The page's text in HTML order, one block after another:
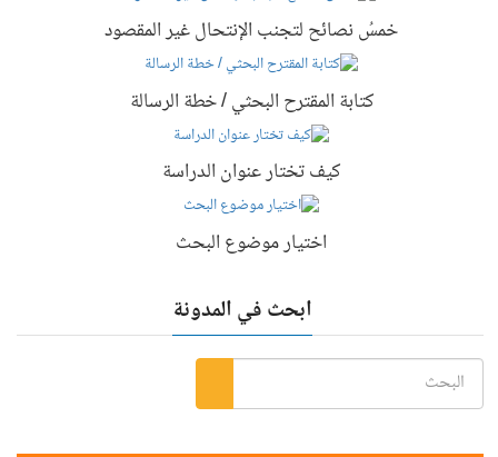
خمسُ نصائح لتجنب الإنتحال غير المقصود
كتابة المقترح البحثي / خطة الرسالة
كيف تختار عنوان الدراسة
اختيار موضوع البحث
ابحث في المدونة